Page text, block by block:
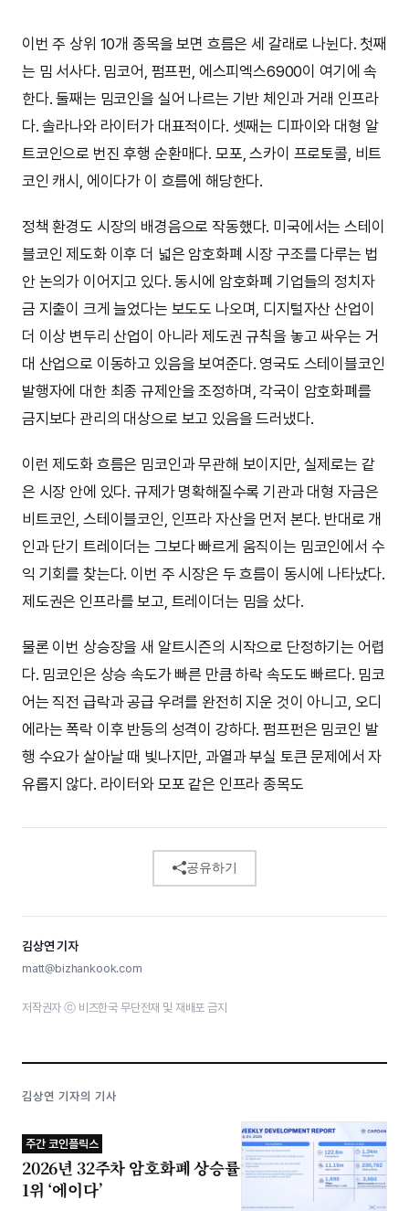
이번 주 상위 10개 종목을 보면 흐름은 세 갈래로 나뉜다. 첫째
는 밈 서사다. 밈코어, 펌프펀, 에스피엑스6900이 여기에 속
한다. 둘째는 밈코인을 실어 나르는 기반 체인과 거래 인프라
다. 솔라나와 라이터가 대표적이다. 셋째는 디파이와 대형 알
트코인으로 번진 후행 순환매다. 모포, 스카이 프로토콜, 비트
코인 캐시, 에이다가 이 흐름에 해당한다.
정책 환경도 시장의 배경음으로 작동했다. 미국에서는 스테이
블코인 제도화 이후 더 넓은 암호화폐 시장 구조를 다루는 법
안 논의가 이어지고 있다. 동시에 암호화폐 기업들의 정치자
금 지출이 크게 늘었다는 보도도 나오며, 디지털자산 산업이
더 이상 변두리 산업이 아니라 제도권 규칙을 놓고 싸우는 거
대 산업으로 이동하고 있음을 보여준다. 영국도 스테이블코인
발행자에 대한 최종 규제안을 조정하며, 각국이 암호화폐를
금지보다 관리의 대상으로 보고 있음을 드러냈다.
이런 제도화 흐름은 밈코인과 무관해 보이지만, 실제로는 같
은 시장 안에 있다. 규제가 명확해질수록 기관과 대형 자금은
비트코인, 스테이블코인, 인프라 자산을 먼저 본다. 반대로 개
인과 단기 트레이더는 그보다 빠르게 움직이는 밈코인에서 수
익 기회를 찾는다. 이번 주 시장은 두 흐름이 동시에 나타났다.
제도권은 인프라를 보고, 트레이더는 밈을 샀다.
물론 이번 상승장을 새 알트시즌의 시작으로 단정하기는 어렵
다. 밈코인은 상승 속도가 빠른 만큼 하락 속도도 빠르다. 밈코
어는 직전 급락과 공급 우려를 완전히 지운 것이 아니고, 오디
에라는 폭락 이후 반등의 성격이 강하다. 펌프펀은 밈코인 발
행 수요가 살아날 때 빛나지만, 과열과 부실 토큰 문제에서 자
유롭지 않다. 라이터와 모포 같은 인프라 종목도
공유하기
김상연 기자
matt@bizhankook.com
저작권자 ⓒ 비즈한국 무단전재 및 재배포 금지
김상연 기자의 기사
주간 코인플릭스
2026년 32주차 암호화폐 상승률
1위 ‘에이다’